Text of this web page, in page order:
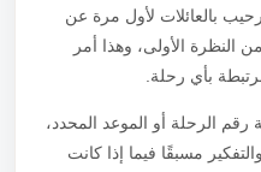
بالعائلات لأول مرة عن
النظرة الأولى، وهذا أمر
بأي رحلة.
الرحلة أو الموعد المحدد،
مسبقًا فيما إذا كانت